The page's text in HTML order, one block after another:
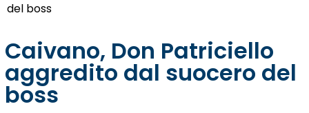
del boss
Caivano, Don Patriciello
aggredito dal suocero del
boss